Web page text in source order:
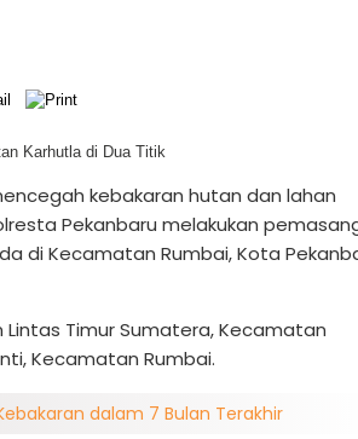
kebakaran hutan dan lahan
Pekanbaru melakukan
di Kecamatan Rumbai, Kota
Timur Sumatera, Kecamatan
Kecamatan Rumbai.
dalam 7 Bulan Terakhir